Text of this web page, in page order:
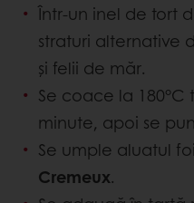
Într-un inel de tort
straturi alternative
și felii de măr.
Se coace la
minute, apoi se
Se umple aluatul
Cremeux.